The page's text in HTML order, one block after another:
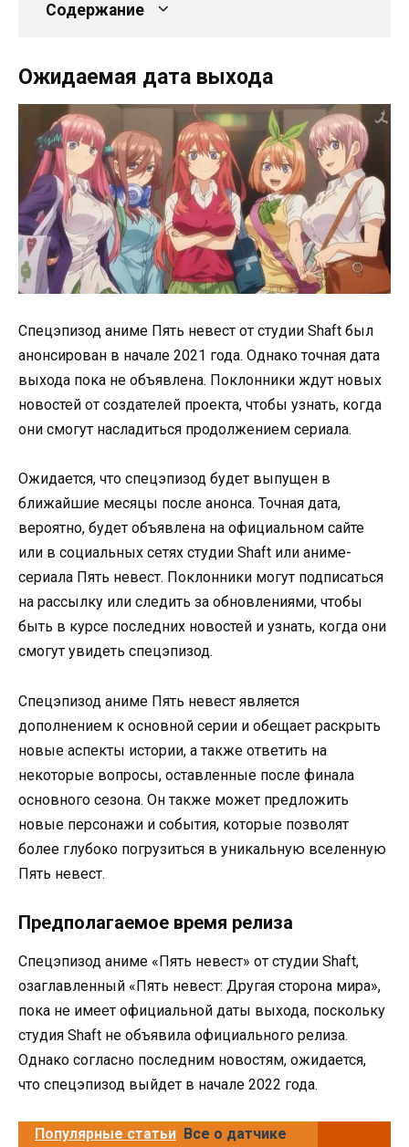
Содержание
Ожидаемая дата выхода
Спецэпизод аниме Пять невест от студии Shaft был
анонсирован в начале 2021 года. Однако точная дата
выхода пока не объявлена. Поклонники ждут новых
новостей от создателей проекта, чтобы узнать, когда
они смогут насладиться продолжением сериала.
Ожидается, что спецэпизод будет выпущен в
ближайшие месяцы после анонса. Точная дата,
вероятно, будет объявлена на официальном сайте
или в социальных сетях студии Shaft или аниме-
сериала Пять невест. Поклонники могут подписаться
на рассылку или следить за обновлениями, чтобы
быть в курсе последних новостей и узнать, когда они
смогут увидеть спецэпизод.
Спецэпизод аниме Пять невест является
дополнением к основной серии и обещает раскрыть
новые аспекты истории, а также ответить на
некоторые вопросы, оставленные после финала
основного сезона. Он также может предложить
новые персонажи и события, которые позволят
более глубоко погрузиться в уникальную вселенную
Пять невест.
Предполагаемое время релиза
Спецэпизод аниме «Пять невест» от студии Shaft,
озаглавленный «Пять невест: Другая сторона мира»,
пока не имеет официальной даты выхода, поскольку
студия Shaft не объявила официального релиза.
Однако согласно последним новостям, ожидается,
что спецэпизод выйдет в начале 2022 года.
Популярные статьи Все о датчике